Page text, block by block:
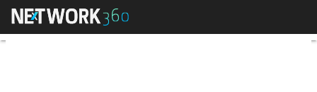
El histórico cofundador de Intel,